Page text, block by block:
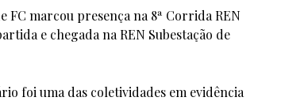
FC marcou presença na 8ª Corrida REN
e chegada na REN Subestação de
foi uma das coletividades em evidência